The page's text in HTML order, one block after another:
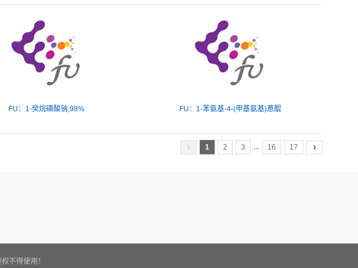
FU：1-癸烷磺酸钠,98% FU：1-苯氨基-4-(甲基氨基)蒽醌
‹ 1 2 3 ... 16 17 ›
不得使用！